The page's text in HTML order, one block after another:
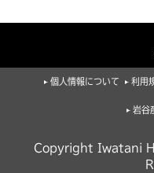
個人情報について 利用
岩谷
Copyright Iwatani